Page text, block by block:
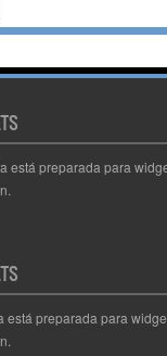
está preparada para
está preparada para